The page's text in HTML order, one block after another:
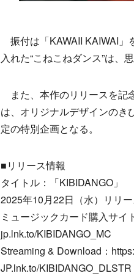
振付は「KAWAII KAIWAI」
入れた“こねこねダンス”は、
また、本作のリリースを記
は、オリジナルデザインのき
定の特別企画となる。
■リリース情報
タイトル：「KIBIDANGO」
2025年10月22日（水）リリ
ミュージックカード購入サイ
jp.lnk.to/KIBIDANGO_MC
Streaming & Download：
JP.lnk.to/KIBIDANGO_DLSTR